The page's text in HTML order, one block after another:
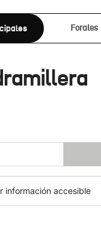
Forales
información accesible